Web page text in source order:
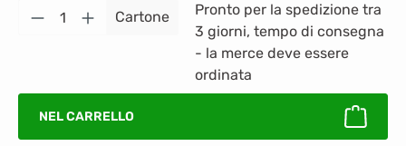
Quantità del prodotto: inserisci la
Cartone
Pronto per la spedizione tra
3 giorni, tempo di consegna
- la merce deve essere
ordinata
NEL CARRELLO